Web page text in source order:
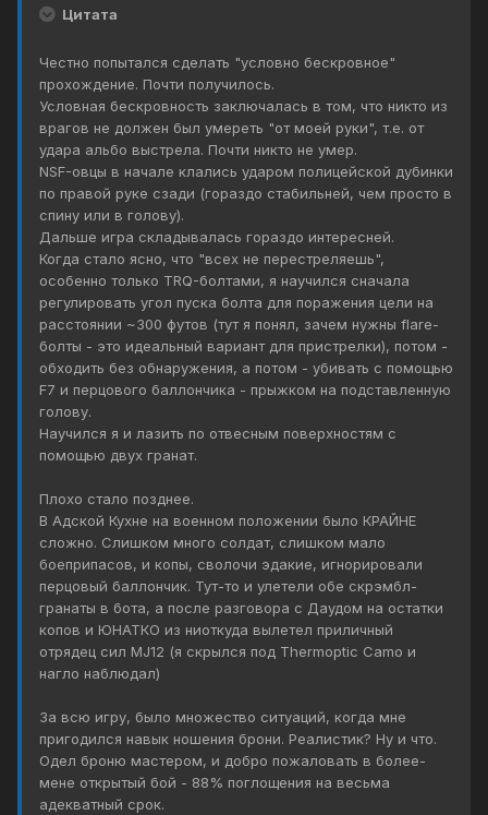
Цитата
Честно попытался сделать "условно бескровное"
прохождение. Почти получилось.
Условная бескровность заключалась в том, что никто из
врагов не должен был умереть "от моей руки", т.е. от
удара альбо выстрела. Почти никто не умер.
NSF-овцы в начале клались ударом полицейской дубинки
по правой руке сзади (гораздо стабильней, чем просто в
спину или в голову).
Дальше игра складывалась гораздо интересней.
Когда стало ясно, что "всех не перестреляешь",
особенно только TRQ-болтами, я научился сначала
регулировать угол пуска болта для поражения цели на
расстоянии ~300 футов (тут я понял, зачем нужны flare-
болты - это идеальный вариант для пристрелки), потом -
обходить без обнаружения, а потом - убивать с помощью
F7 и перцового баллончика - прыжком на подставленную
голову.
Научился я и лазить по отвесным поверхностям с
помощью двух гранат.
Плохо стало позднее.
В Адской Кухне на военном положении было КРАЙНЕ
сложно. Слишком много солдат, слишком мало
боеприпасов, и копы, сволочи эдакие, игнорировали
перцовый баллончик. Тут-то и улетели обе скрэмбл-
гранаты в бота, а после разговора с Даудом на остатки
копов и ЮНАТКО из ниоткуда вылетел приличный
отрядец сил MJ12 (я скрылся под Thermoptic Camo и
нагло наблюдал)
За всю игру, было множество ситуаций, когда мне
пригодился навык ношения брони. Реалистик? Ну и что.
Одел броню мастером, и добро пожаловать в более-
мене открытый бой - 88% поглощения на весьма
адекватный срок.